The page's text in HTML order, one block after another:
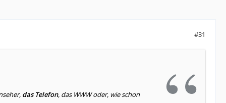
#31
das Telefon, das WWW oder, wie schon